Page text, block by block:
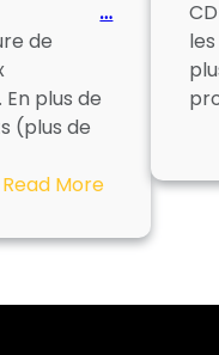
…
de
plus de
(plus de
Read More: